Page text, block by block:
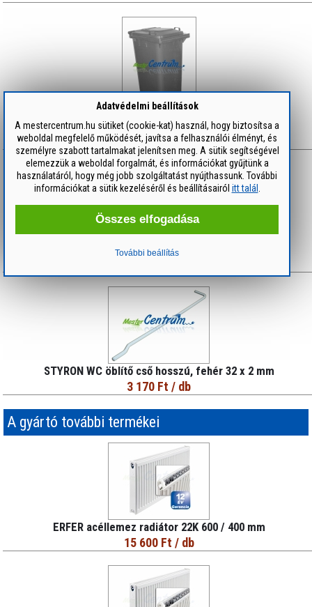
Adatvédelmi beállítások
A mestercentrum.hu sütiket (cookie-kat) használ, hogy biztosítsa a
weboldal megfelelő működését, javítsa a felhasználói élményt, és
személyre szabott tartalmakat jelenítsen meg. A sütik segítségével
elemezzük a weboldal forgalmát, és információkat gyűjtünk a
használatáról, hogy még jobb szolgáltatást nyújthassunk. További
információkat a sütik kezeléséről és beállításairól itt talál
Összes elfogadása
További beállítás
Kuka kerekes 240 literes, szürke
24 400 Ft/ db
MOFÉM Flexum gázipari golyóscsap 1" BB
STYRON WC öblítő cső hosszú, fehér 32 x 2 mm
3 170 Ft / db
A gyártó további termékei
ERFER acéllemez radiátor 22K 600 / 400 mm
15 600 Ft / db